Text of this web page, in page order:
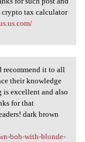
crypto tax calculator
it to all
their knowledge
is excellent and also
for that
dark brown
bob-with-blonde-